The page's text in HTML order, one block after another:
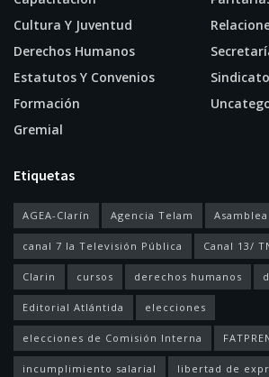
Cultura Y Juventud
Derechos Humanos
Estatutos Y Convenios
Formación
Gremial
Sindicato
Etiquetas
AGEA-Clarín Agencia Telam Asamblea
canal 7 la Televisión Pública Canal 13/
Clarin cursos derechos humanos
Editorial Atlántida elecciones
elecciones de Comisión Interna
incumplimiento salarial libertad de